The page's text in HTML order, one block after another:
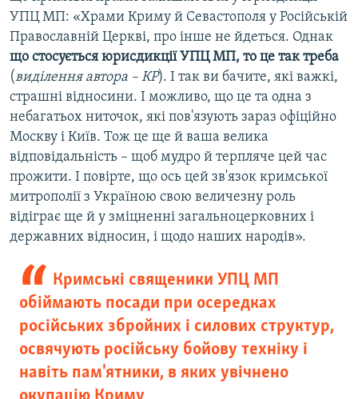
УПЦ МП: «Храми Криму й Севастополя у Російській
Православній Церкві, про інше не йдеться. Однак
що стосується юрисдикції УПЦ МП, то це так треба
(виділення автора – КР). І так ви бачите, які важкі,
страшні відносини. І можливо, що це та одна з
небагатьох ниточок, які пов'язують зараз офіційно
Москву і Київ. Тож це ще й ваша велика
відповідальність – щоб мудро й терпляче цей час
прожити. І повірте, що ось цей зв'язок кримської
митрополії з Україною свою величезну роль
відіграє ще й у зміцненні загальноцерковних і
державних відносин, і щодо наших народів».
Кримські священики УПЦ МП
обіймають посади при осередках
російських збройних і силових структур,
освячують російську бойову техніку і
навіть пам'ятники, в яких увічнено